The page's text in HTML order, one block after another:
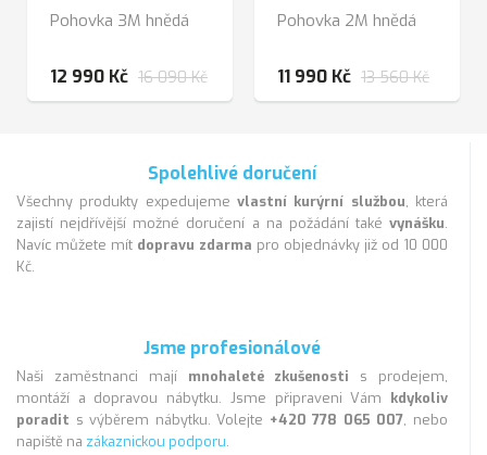
Pohovka 3M hnědá
12 990 Kč 16 090 Kč
Pohovka 2M hnědá
11 990 Kč 13 560 Kč
Spolehlivé doručení
Všechny produkty expedujeme vlastní kurýrní službou, která
zajistí nejdřívější možné doručení a na požádání také vynášku.
Navíc můžete mít dopravu zdarma pro objednávky již od 10 000
Kč.
Jsme profesionálové
Naši zaměstnanci mají mnohaleté zkušenosti s prodejem,
montáží a dopravou nábytku. Jsme připraveni Vám kdykoliv
poradit s výběrem nábytku. Volejte +420 778 065 007, nebo
napiště na zákaznickou podporu.